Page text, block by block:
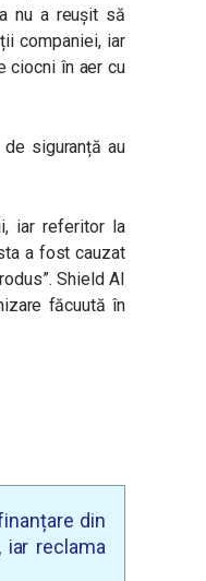
nu a reușit să
companiei, iar
ciocni în aer cu
siguranță au
iar referitor la
a fost cauzat
Shield AI
făcuută în
din
reclama